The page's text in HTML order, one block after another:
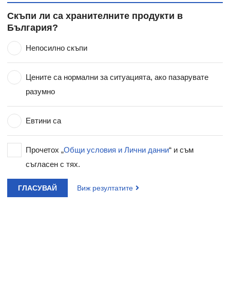
Скъпи ли са хранителните продукти в
България?
Непосилно скъпи
Цените са нормални за ситуацията, ако пазарувате
разумно
Евтини са
Прочетох „Общи условия и Лични данни“ и съм
съгласен с тях.
ГЛАСУВАЙ Виж резултатите